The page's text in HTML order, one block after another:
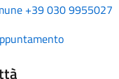
+39 030 9955027